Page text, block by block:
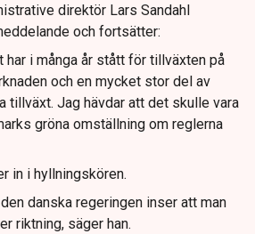
direktör Lars Sandahl
och fortsätter:
i många år stått för tillväxten på
och en mycket stor del av
tillväxt. Jag hävdar att det skulle vara
gröna omställning om reglerna
in i hyllningskören.
danska regeringen inser att man
riktning, säger han.